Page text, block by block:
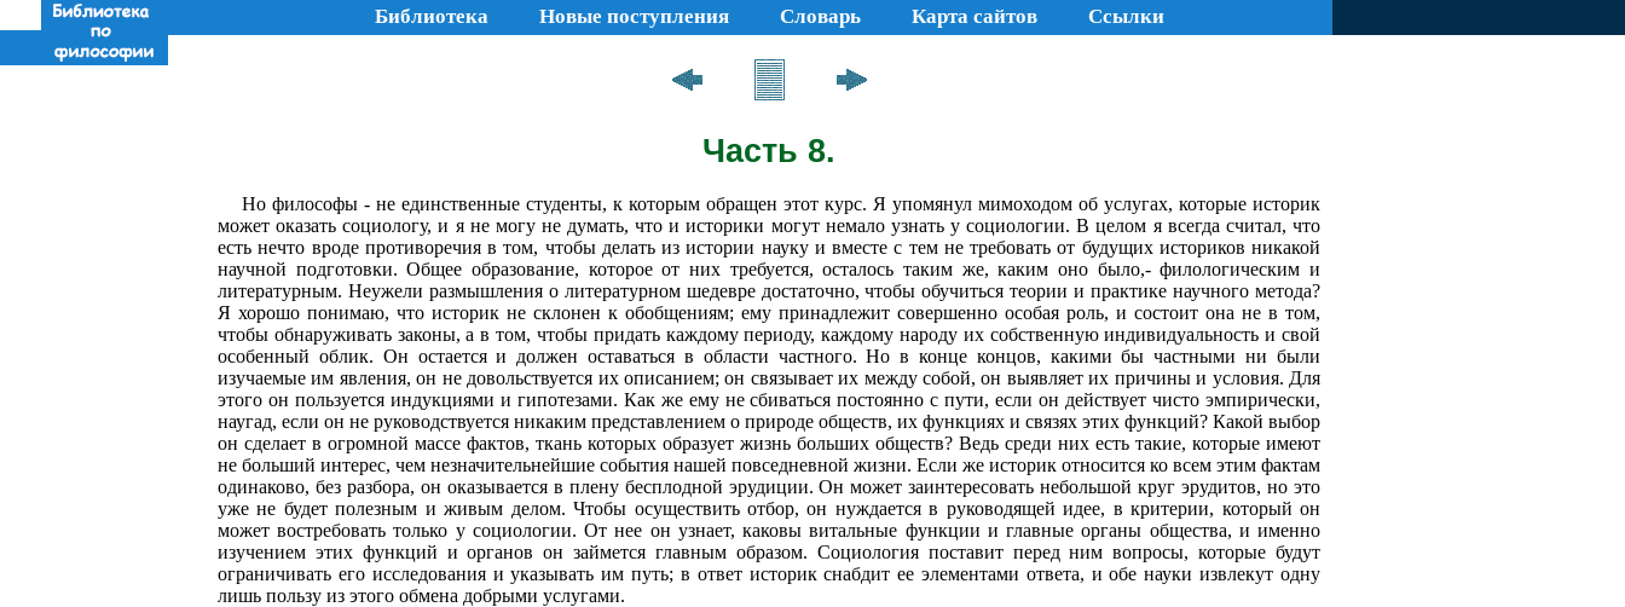
Библиотека Новые поступления Словарь Карта сайтов Ссылки
Часть 8.
Но философы - не единственные студенты, к кото­рым обращен этот курс. Я упомянул мимоходом об услугах, которые историк
может оказать социологу, и я не могу не думать, что и историки могут немало узнать у социологии. В целом я всегда считал, что
есть нечто вроде противоречия в том, чтобы делать из истории науку и вместе с тем не требовать от будущих истори­ков никакой
научной подготовки. Общее образование, которое от них требуется, осталось таким же, каким оно было,- филологическим и
литературным. Неуже­ли размышления о литературном шедевре достаточно, чтобы обучиться теории и практике научного метода?
Я хорошо понимаю, что историк не склонен к обобщени­ям; ему принадлежит совершенно особая роль, и состо­ит она не в том,
чтобы обнаруживать законы, а в том, чтобы придать каждому периоду, каждому народу их собственную индивидуальность и свой
особенный об­лик. Он остается и должен оставаться в области частно­го. Но в конце концов, какими бы частными ни были
изучаемые им явления, он не довольствуется их описа­нием; он связывает их между собой, он выявляет их причины и условия. Для
этого он пользуется индукци­ями и гипотезами. Как же ему не сбиваться постоянно с пути, если он действует чисто эмпирически,
наугад, если он не руководствуется никаким представлением о природе обществ, их функциях и связях этих функций? Какой выбор
он сделает в огромной массе фактов, ткань которых образует жизнь больших обществ? Ведь среди них есть такие, которые имеют
не больший интерес, чем незначительнейшие события нашей повседневной жизни. Если же историк относится ко всем этим фак­там
одинаково, без разбора, он оказывается в плену бесплодной эрудиции. Он может заинтересовать неболь­шой круг эрудитов, но это
уже не будет полезным и живым делом. Чтобы осуществить отбор, он нуждается в руководящей идее, в критерии, который он
может востребовать только у социологии. От нее он узнает, каковы витальные функции и главные органы общест­ва, и именно
изучением этих функций и органов он займется главным образом. Социология поставит перед ним вопросы, которые будут
ограничивать его исследо­вания и указывать им путь; в ответ историк снабдит ее элементами ответа, и обе науки извлекут одну
лишь пользу из этого обмена добрыми услугами.